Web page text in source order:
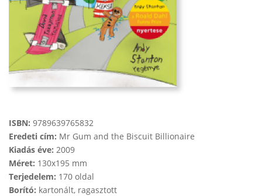
ISBN: 9789639765832
Eredeti cím: Mr Gum and the Biscuit Billionaire
Kiadás éve: 2009
Méret: 130x195 mm
Terjedelem: 170 oldal
Borító: kartonált, ragasztott